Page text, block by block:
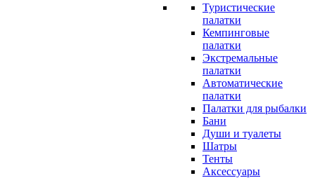
Туристические
палатки
Кемпинговые
палатки
Экстремальные
палатки
Автоматические
палатки
Палатки для рыбалки
Бани
Души и туалеты
Шатры
Тенты
Аксессуары